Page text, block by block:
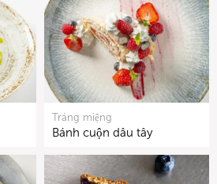
Tráng miệng
Bánh cuộn dâu tây